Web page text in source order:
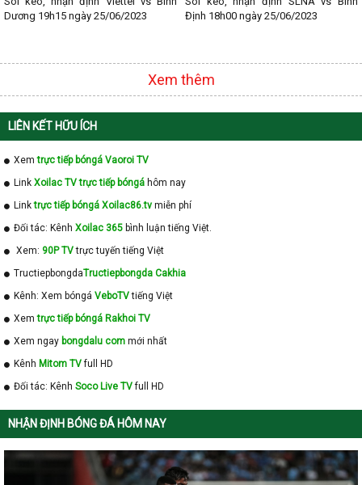
Dương 19h15 ngày 25/06/2023
Định 18h00 ngày 25/06/2023
Xem thêm
LIÊN KẾT HỮU ÍCH
Xemtrực tiếp bóngá Vaoroi TV
Link Xoilac TV trực tiếp bóngá hôm nay
Linktrực tiếp bóngá Xoilac86.tv miễn phí
Đối tác: Kênh Xoilac 365 bình luận tiếng Việt.
Xem: 90P TVtrực tuyến tiếng Việt
TructiepbongdaTructiepbongda Cakhia
Kênh: Xem bóngá VeboTVtiếng Việt
Xemtrực tiếp bóngá Rakhoi TV
Xem ngay bongdalu com mới nhất
Kênh Mitom TVfull HD
Đối tác: Kênh Soco Live TVfull HD
NHẬN ĐỊNH BÓNG ĐÁ HÔM NAY